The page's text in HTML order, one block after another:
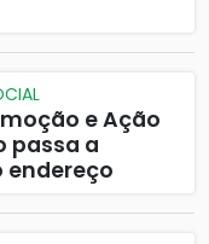
e Ação
passa a
endereço